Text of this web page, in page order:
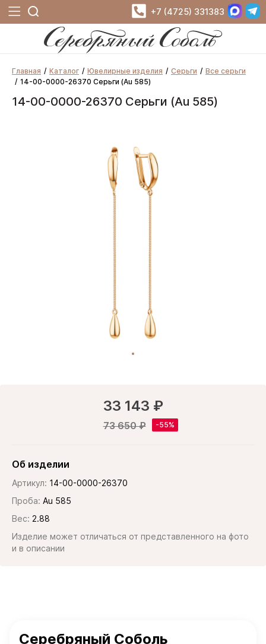
+7 (4725) 331383
Главная Каталог Ювелирные изделия Серьги
Все серьги
14-00-0000-26370 Серьги (Au 585)
14-00-0000-26370 Серьги (Au 585)
33 143 ₽
73 650 ₽
Об изделии
Артикул: 14-00-0000-26370
Проба: Au 585
Вес: 2.88
Изделие может отличаться от представленного на фото
и в описании
Серебряный Соболь